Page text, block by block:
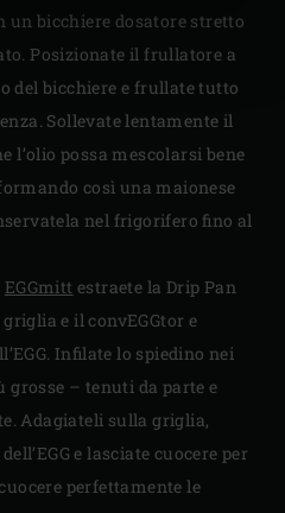
un bicchiere dosatore stretto
Posizionate il frullatore a
del bicchiere e frullate tutto
Sollevate lentamente il
l’olio possa mescolarsi bene
così una maionese
nel frigorifero fino al
EGGmitt estraete la Drip Pan
griglia e il convEGGtor e
Infilate lo spiedino nei
grosse – tenuti da parte e
Adagiateli sulla griglia,
e lasciate cuocere per
perfettamente le